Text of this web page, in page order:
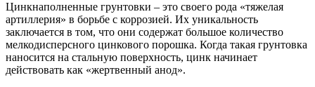
Цинкнаполненные грунтовки – это своего рода «тяжелая
артиллерия» в борьбе с коррозией. Их уникальность
заключается в том, что они содержат большое количество
мелкодисперсного цинкового порошка. Когда такая грунтовка
наносится на стальную поверхность, цинк начинает
действовать как «жертвенный анод».